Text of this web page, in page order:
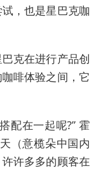
，也是星巴克咖
克在进行产品创
啡体验之间，它
配在一起呢?” 霍
（意榄朵中国内
许多多的顾客在